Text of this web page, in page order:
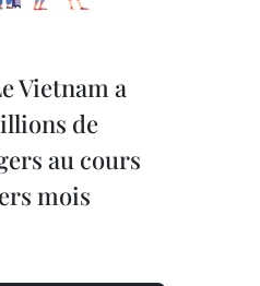
Vietnam a
de
au cours
mois